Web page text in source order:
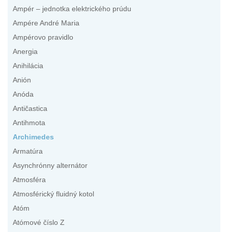
Ampér – jednotka elektrického prúdu
Ampére André Maria
Ampérovo pravidlo
Anergia
Anihilácia
Anión
Anóda
Antičastica
Antihmota
Archimedes
Armatúra
Asynchrónny alternátor
Atmosféra
Atmosférický fluidný kotol
Atóm
Atómové číslo Z